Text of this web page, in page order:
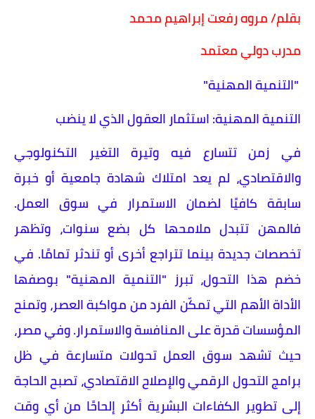
بقلم/ مروه رفعت إبراهيم محمد
مدرب دولي معتمد
"التنمية المهنية"
التنمية المهنية: استثمار العقول الذي لا ينضب
في زمن تتسارع فيه وتيرة التغير التكنولوجي
والاقتصادي، لم يعد امتلاك شهادة جامعية أو خبرة
سابقة كافيًا لضمان الاستمرار في سوق العمل.
فالمهن تتبدل ملامحها كل بضع سنوات، وتظهر
تخصصات جديدة بينما تتراجع أخرى أو تندثر تمامًا. في
خضم هذا التحول، تبرز "التنمية المهنية" بوصفها
الأداة الأهم التي تمكّن الفرد من مواكبة العصر، وتمنح
المؤسسات قدرة على المنافسة والاستمرار. وفي مصر،
حيث تشهد سوق العمل تحولات متسارعة في ظل
برامج التحول الرقمي والإصلاح الاقتصادي، تصبح الحاجة
إلى تطوير الكفاءات البشرية أكثر إلحاحًا من أي وقت